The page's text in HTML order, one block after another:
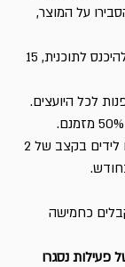
על המוצר,
לכל היועצים.
כחמישה
נסגרו